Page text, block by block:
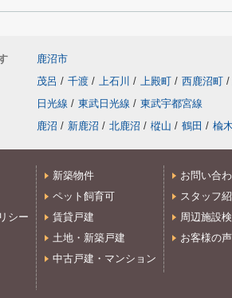
鹿沼市
茂呂 / 千渡 / 上石川 / 上殿町 / 西鹿沼町 /
日光線 / 東武日光線 / 東武宇都宮線
鹿沼 / 新鹿沼 / 北鹿沼 / 樅山 / 鶴田 / 楡木
シー
新築物件
ペット飼育可
賃貸戸建
土地・新築戸建
中古戸建・マンション
お問い合
スタッフ
周辺施設
お客様の声